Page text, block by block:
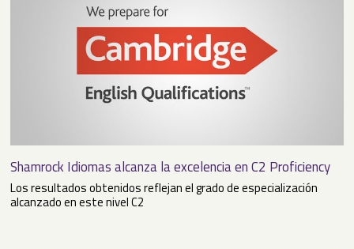
Shamrock Idiomas alcanza la excelencia en C2 Proficiency
Los resultados obtenidos reflejan el grado de especialización
alcanzado en este nivel C2